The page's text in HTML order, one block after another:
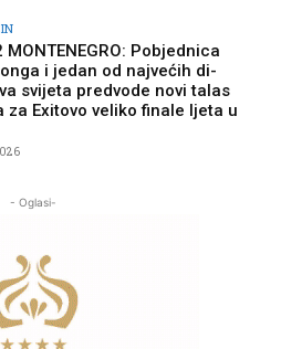
MONTENEGRO: Pobjednica
i jedan od najvećih di-
svijeta predvode novi talas
za Exitovo veliko finale ljeta u
- Oglasi-